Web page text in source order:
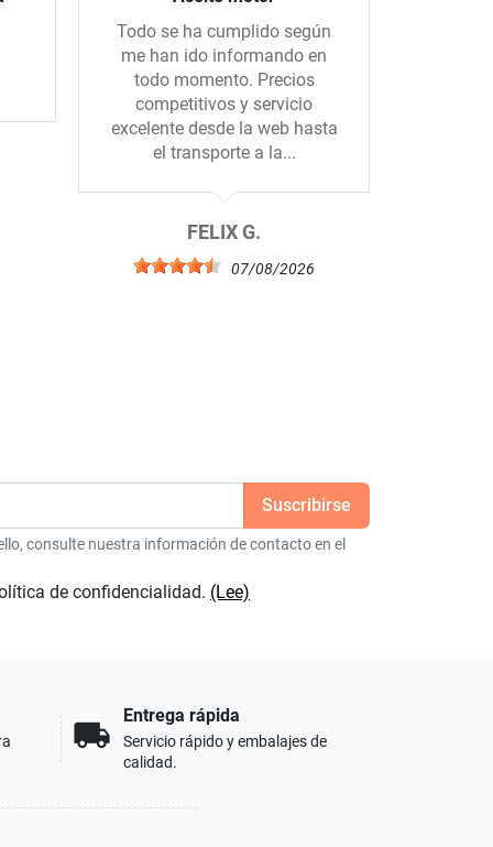
Todo se ha cumplido según
me han ido informando en
todo momento. Precios
competitivos y servicio
excelente desde la web hasta
el transporte a la...
FELIX G.
07/08/2026
consulte nuestra información de contacto en el
de confidencialidad. (Lee)
local_shipping
Entrega rápida
Servicio rápido y embalajes de
calidad.